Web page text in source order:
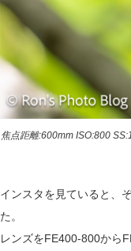
焦点距離:600mm ISO:800
インスタを見ていると、
た。
レンズをFE400-800から